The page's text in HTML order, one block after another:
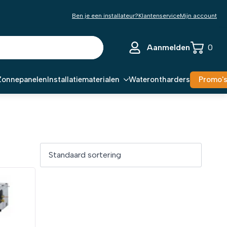
Ben je een installateur?KlantenserviceMijn account
Aanmelden 0
Installatiematerialen Waterontharders Promo's